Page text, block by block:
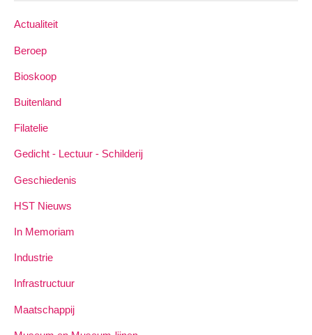
Actualiteit
Beroep
Bioskoop
Buitenland
Filatelie
Gedicht - Lectuur - Schilderij
Geschiedenis
HST Nieuws
In Memoriam
Industrie
Infrastructuur
Maatschappij